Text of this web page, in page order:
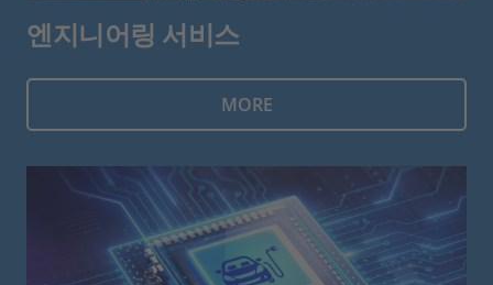
엔지니어링 서비스
MORE